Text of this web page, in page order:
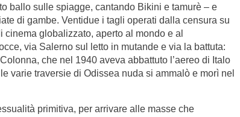
ballo sulle spiagge, cantando Bikini e tamurè – e
di gambe. Ventidue i tagli operati dalla censura su
globalizzato, aperto al mondo e al
via Salerno sul letto in mutande e via la battuta:
che nel 1940 aveva abbattuto l’aereo di Italo
varie traversie di Odissea nuda si ammalò e morì nel
primitiva, per arrivare alle masse che